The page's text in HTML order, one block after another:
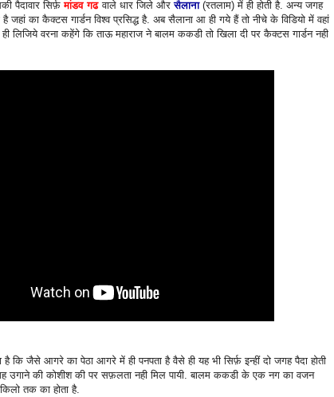
पैदावार सिर्फ़मांडव गढवाले धार जिले औरसैलाना(रतलाम) में ही होती है. अन्य जगह
है जहां का कैक्टस गार्डन विश्व प्रसिद्ध है. अब सैलाना आ ही गये हैं तो नीचे के विडियो में वहां
लिजिये वरना कहेंगे कि ताऊ महाराज ने बालम ककडी तो खिला दी पर कैक्टस गार्डन नही
कि जैसे आगरे का पेठा आगरे में ही पनपता है वैसे ही यह भी सिर्फ़ इन्हीं दो जगह पैदा होती
उगाने की कोशीश की पर सफ़लता नही मिल पायी. बालम ककडी के एक नग का वजन
तक का होता है.